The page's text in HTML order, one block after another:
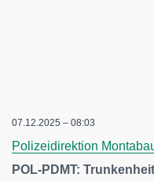
07.12.2025 – 08:03
Polizeidirektion
POL-PDMT: